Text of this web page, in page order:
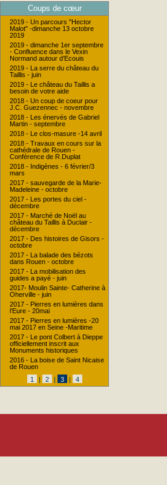
Coups de cœur
2019 - Un parcours "Hector
Malot" -dimanche 13 octobre
2019
2019 - dimanche 1er septembre
- Confluence dans le Vexin
Normand autour d’Ecouis
2019 - La serre du château du
Taillis - juin
2019 - Le château du Taillis a
besoin de votre aide
2018 - Un coup de coeur pour
J.C. Guezennec - novembre
2018 - Les énervés de Gabriel
Martin - septembre
2018 - Le clos-masure -14 avril
2018 - Travaux en cours sur la
cathédrale de Rouen -
Conférence de R.Duplat
2018 - Indigènes - 6 février/3
mars
2017 - sauvegarde de la Marie-
Madeleine - octobre
2017 - Les portes du ciel -
décembre
2017 - Marché de Noël au
château du Taillis à Duclair -
décembre
2017 - Des histoires de Gisors -
octobre
2017 - La balade des bézots
dans Rouen - octobre
2017 - La mobilisation des
guides a payé - juin
2017- Moulin Sainte- Catherine à
Oherville - juin
2017 - Pierres en lumières dans
l’Eure - 20mai
2017 - Pierres en lumières -20
mai 2017 en Seine -Maritime
2017 - Le pont Colbert à Dieppe
officiellement inscrit aux
Monuments historiques
2016 - La boise de Saint Nicaise
de Rouen
1
| 2 | 3 | 4